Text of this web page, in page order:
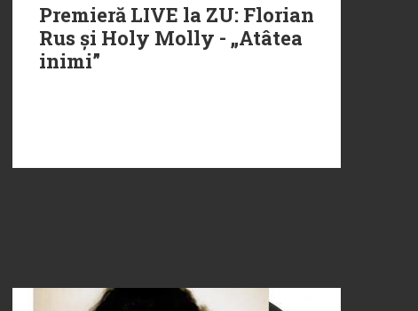
Premieră LIVE la ZU: Florian
Rus și Holy Molly - „Atâtea
inimi”